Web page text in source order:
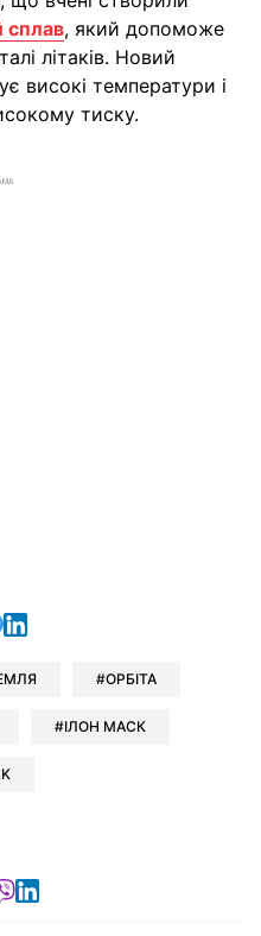
сплав, який допоможе
літаків. Новий
високі температури і
тиску.
у Facebook
у Xу Viber
у Whatsapp
відправити у Messenger
відправити у LinkedIn
ОРБІТА
ІЛОН МАСК
Telegram
у Facebook
у X у Google news
Читайте у Viber
Читайте у LinkedIn